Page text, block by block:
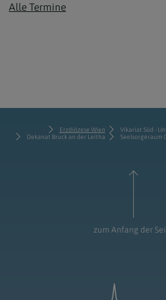
Alle Termine
Erzdiözese Wien
Vikariat Süd -
Dekanat Bruck an der Leitha
Seelsorgeraum
zum Anfang der